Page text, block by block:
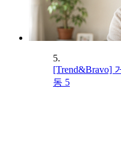
5.
[Trend&Bravo]
동 5